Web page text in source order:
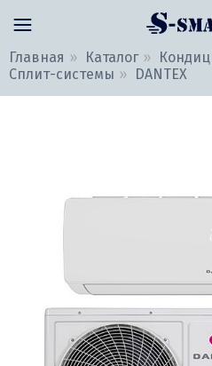
Главная Каталог
Сплит-системы
DANTEX